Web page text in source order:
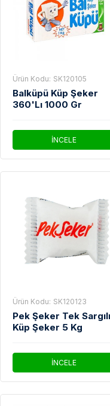
Ürün Kodu: SK120105
Balküpü Küp Şeker
360'Lı 1000 Gr
İNCELE
Ürün Kodu: SK120123
Pek Şeker Tek Sargılı
Küp Şeker 5 Kg
İNCELE